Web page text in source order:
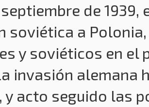
septiembre de
soviética a
y soviéticos en
invasión alemana
y acto seguido las